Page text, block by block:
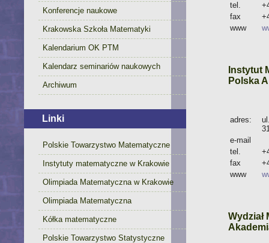
tel.
fax
www
Instytut
Polska
adres:
e-mail
tel.
fax
www
Wydział
Konferencje naukowe
Krakowska Szkoła Matematyki
Kalendarium OK PTM
Kalendarz seminariów naukowych
Archiwum
Linki
Polskie Towarzystwo Matematyczne
Instytuty matematyczne w Krakowie
Olimpiada Matematyczna w Krakowie
Olimpiada Matematyczna
Kółka matematyczne
Polskie Towarzystwo Statystyczne